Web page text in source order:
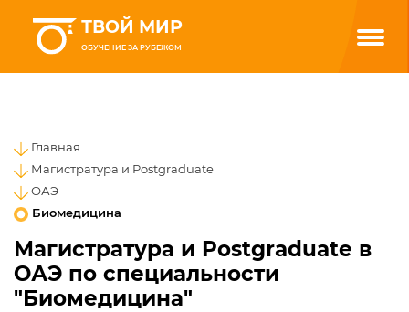
ТВОЙ МИР
ОБУЧЕНИЕ ЗА РУБЕЖОМ
Главная
Магистратура и Postgraduate
ОАЭ
Биомедицина
Магистратура и Postgraduate в
ОАЭ по специальности
"Биомедицина"